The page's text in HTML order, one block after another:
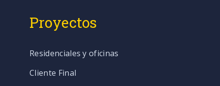
Proyectos
Residenciales y oficinas
Cliente Final